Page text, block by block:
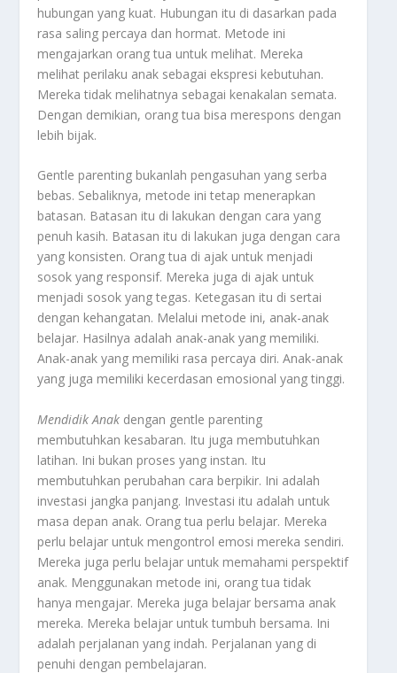
hubungan yang kuat. Hubungan itu di dasarkan pada
rasa saling percaya dan hormat. Metode ini
mengajarkan orang tua untuk melihat. Mereka
melihat perilaku anak sebagai ekspresi kebutuhan.
Mereka tidak melihatnya sebagai kenakalan semata.
Dengan demikian, orang tua bisa merespons dengan
lebih bijak.
Gentle parenting bukanlah pengasuhan yang serba
bebas. Sebaliknya, metode ini tetap menerapkan
batasan. Batasan itu di lakukan dengan cara yang
penuh kasih. Batasan itu di lakukan juga dengan cara
yang konsisten. Orang tua di ajak untuk menjadi
sosok yang responsif. Mereka juga di ajak untuk
menjadi sosok yang tegas. Ketegasan itu di sertai
dengan kehangatan. Melalui metode ini, anak-anak
belajar. Hasilnya adalah anak-anak yang memiliki.
Anak-anak yang memiliki rasa percaya diri. Anak-anak
yang juga memiliki kecerdasan emosional yang tinggi.
Mendidik Anak dengan gentle parenting
membutuhkan kesabaran. Itu juga membutuhkan
latihan. Ini bukan proses yang instan. Itu
membutuhkan perubahan cara berpikir. Ini adalah
investasi jangka panjang. Investasi itu adalah untuk
masa depan anak. Orang tua perlu belajar. Mereka
perlu belajar untuk mengontrol emosi mereka sendiri.
Mereka juga perlu belajar untuk memahami perspektif
anak. Menggunakan metode ini, orang tua tidak
hanya mengajar. Mereka juga belajar bersama anak
mereka. Mereka belajar untuk tumbuh bersama. Ini
adalah perjalanan yang indah. Perjalanan yang di
penuhi dengan pembelajaran.